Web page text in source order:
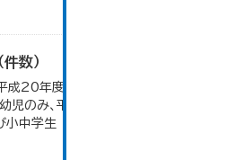
数）
成20年度から変更 乳幼児・小中高
児のみ、平成20年度から令和元年
小中学生